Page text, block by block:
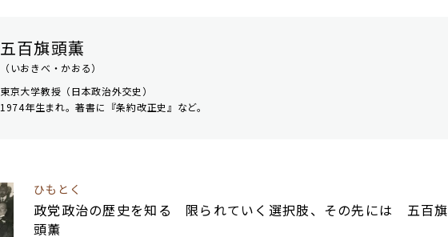
五百旗頭薫
（いおきべ・かおる）
東京大学教授（日本政治外交史）
1974年生まれ。著書に『条約改正史』など。
ひもとく
政党政治の歴史を知る 限られていく選択肢、その先には 五百旗
頭薫